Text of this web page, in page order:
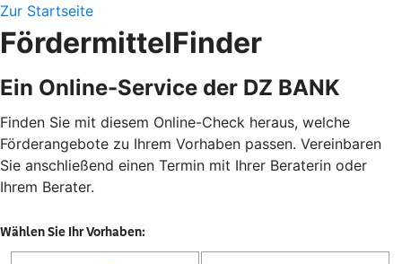
Zur Startseite
FördermittelFinder
Ein Online-Service der DZ BANK
Finden Sie mit diesem Online-Check heraus, welche
Förderangebote zu Ihrem Vorhaben passen. Vereinbaren
Sie anschließend einen Termin mit Ihrer Beraterin oder
Ihrem Berater.